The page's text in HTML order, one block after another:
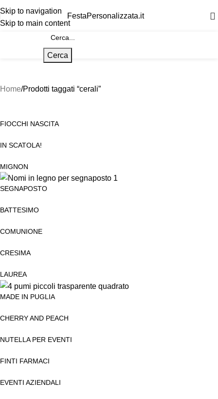
Skip to navigation
Skip to main content
FestaPersonalizzata.it
Cerca
Home Prodotti taggati “cerali”
FIOCCHI NASCITA
IN SCATOLA!
MIGNON
SEGNAPOSTO
BATTESIMO
COMUNIONE
CRESIMA
LAUREA
MADE IN PUGLIA
CHERRY AND PEACH
NUTELLA PER EVENTI
FINTI FARMACI
EVENTI AZIENDALI